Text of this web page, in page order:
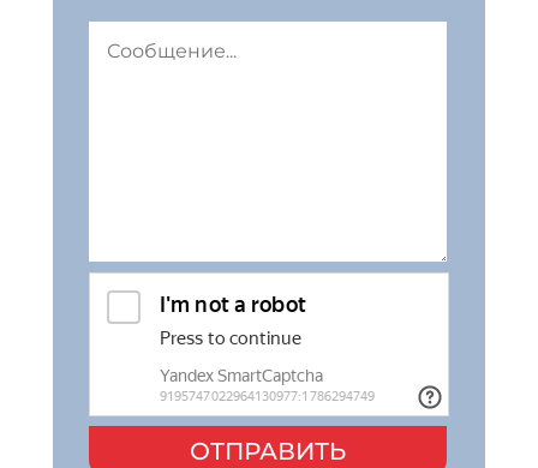
ОТПРАВИТЬ
Укажите имя